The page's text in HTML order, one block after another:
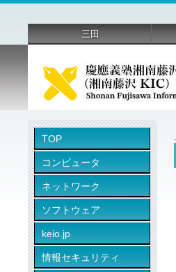
TOP
コンピュータ
ネットワーク
ソフトウェア
keio.jp
情報セキュリティ
三田